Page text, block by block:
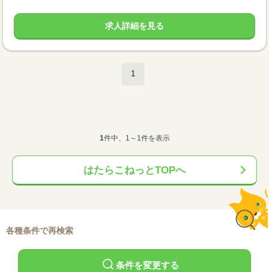
求人詳細を見る
1
1件中、1～1件を表示
はたらこねっとTOPへ
各種条件で再検索
条件を変更する